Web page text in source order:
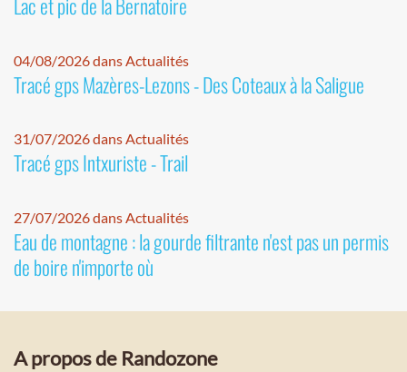
04/08/2026 dans Actualités
Tracé gps Mazères-Lezons - Des Coteaux à la Saligue
31/07/2026 dans Actualités
Tracé gps Intxuriste - Trail
27/07/2026 dans Actualités
Eau de montagne : la gourde filtrante n'est pas un permis
de boire n'importe où
A propos de Randozone